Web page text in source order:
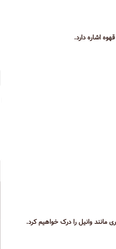
اشاره دارد.
وانیل را درک خواهیم کرد.